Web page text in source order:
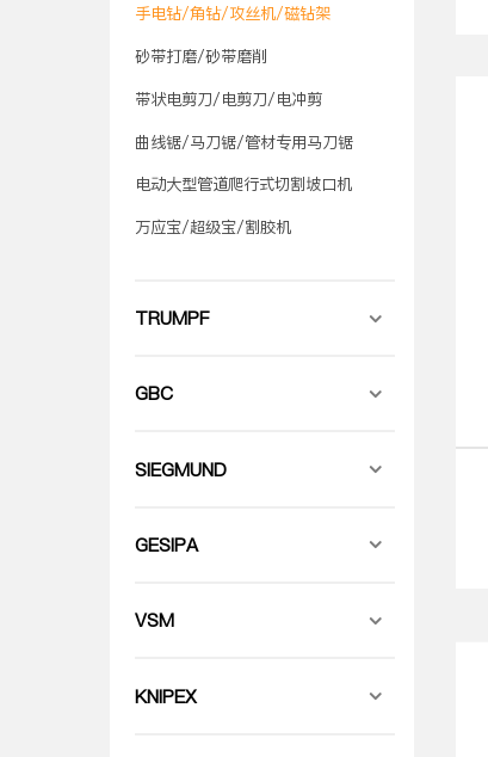
手电钻/角钻/攻丝机/磁钻架
砂带打磨/砂带磨削
带状电剪刀/电剪刀/电冲剪
曲线锯/马刀锯/管材专用马刀锯
电动大型管道爬行式切割坡口机
万应宝/超级宝/割胶机
TRUMPF
GBC
SIEGMUND
GESIPA
VSM
KNIPEX